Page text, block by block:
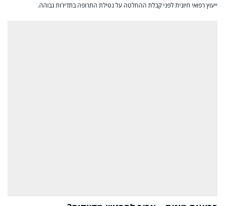
ייעוץ רפואי חיונית לפני קבלת ההחלטה על נטילת התרופה בתדירות גבוהה.